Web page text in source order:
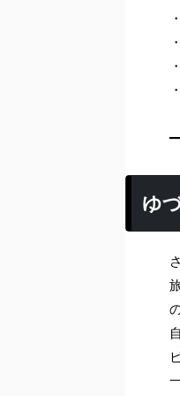
ゆ